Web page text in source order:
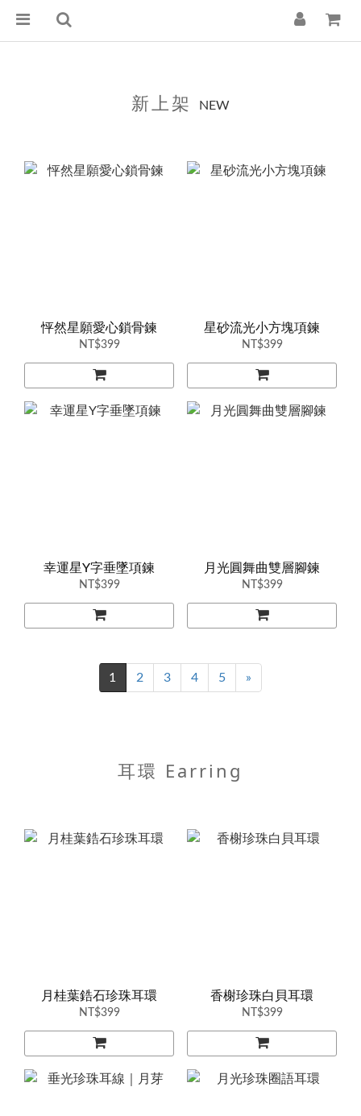
新上架 NEW
怦然星願愛心鎖骨鍊
NT$399
星砂流光小方塊項鍊
NT$399
幸運星Y字垂墜項鍊
NT$399
月光圓舞曲雙層腳鍊
NT$399
1 2 3 4 5 »
耳環 Earring
月桂葉鋯石珍珠耳環
NT$399
香榭珍珠白貝耳環
NT$399